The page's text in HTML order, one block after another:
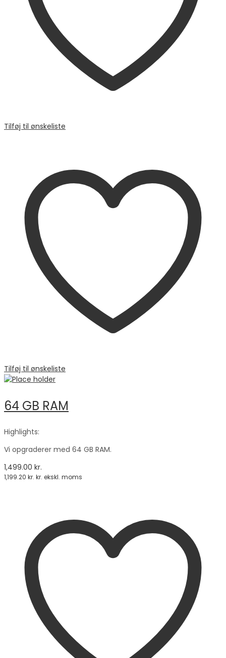
Tilføj til ønskeliste
Tilføj til ønskeliste
64 GB RAM
Highlights:
Vi opgraderer med 64 GB RAM.
1,499.00 kr.
1,199.20 kr. kr. ekskl. moms